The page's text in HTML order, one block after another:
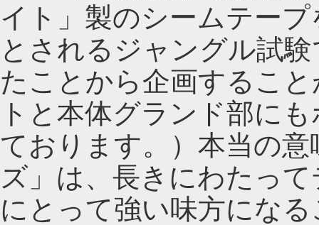
イト」製のシームテー
とされるジャングル試
たことから企画するこ
トと本体グランド部に
ております。）本当の
ズ」は、長きにわたっ
にとって強い味方にな